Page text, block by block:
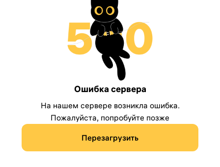
Ошибка сервера
На нашем сервере возникла ошибка.
Пожалуйста, попробуйте позже
Перезагрузить